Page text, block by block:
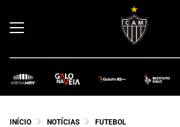
INÍCIO NOTÍCIAS FUTEBOL